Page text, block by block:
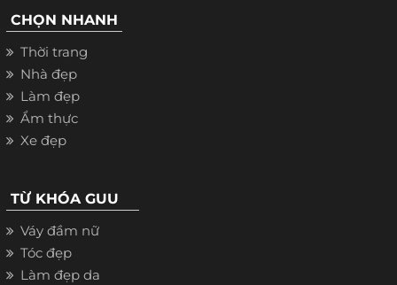
CHỌN NHANH
Thời trang
Nhà đẹp
Làm đẹp
Ẩm thực
Xe đẹp
TỪ KHÓA GUU
Váy đầm nữ
Tóc đẹp
Làm đẹp da